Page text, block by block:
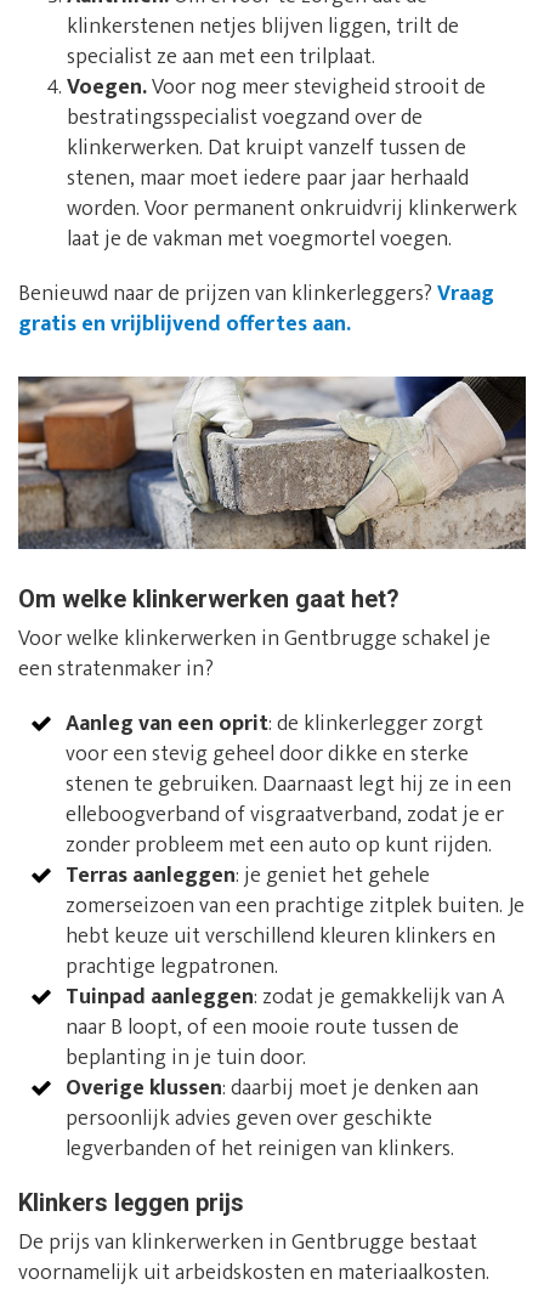
klinkerstenen netjes blijven liggen, trilt de
specialist ze aan met een trilplaat.
Voegen.Voor nog meer stevigheid strooit de
bestratingsspecialist voegzand over de
klinkerwerken. Dat kruipt vanzelf tussen de
stenen, maar moet iedere paar jaar herhaald
worden. Voor permanent onkruidvrij klinkerwerk
laat je de vakman met voegmortel voegen.
Benieuwd naar de prijzen van klinkerleggers?Vraag
gratis en vrijblijvend offertes aan.
Om welke klinkerwerken gaat het?
Voor welke klinkerwerken in Gentbrugge schakel je
een stratenmaker in?
Aanleg van een oprit: de klinkerlegger zorgt
voor een stevig geheel door dikke en sterke
stenen te gebruiken. Daarnaast legt hij ze in een
elleboogverband of visgraatverband, zodat je er
zonder probleem met een auto op kunt rijden.
Terras aanleggen: je geniet het gehele
zomerseizoen van een prachtige zitplek buiten. Je
hebt keuze uit verschillend kleuren klinkers en
prachtige legpatronen.
Tuinpad aanleggen: zodat je gemakkelijk van A
naar B loopt, of een mooie route tussen de
beplanting in je tuin door.
Overige klussen: daarbij moet je denken aan
persoonlijk advies geven over geschikte
legverbanden of het reinigen van klinkers.
Klinkers leggen prijs
De prijs van klinkerwerken in Gentbrugge bestaat
voornamelijk uit arbeidskosten en materiaalkosten.